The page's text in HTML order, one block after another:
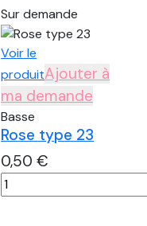
marocain
bicolore
Sur demande
Voir le
produitAjouter à
ma demande
Basse
Rose type 23
0,50€
quantité
de